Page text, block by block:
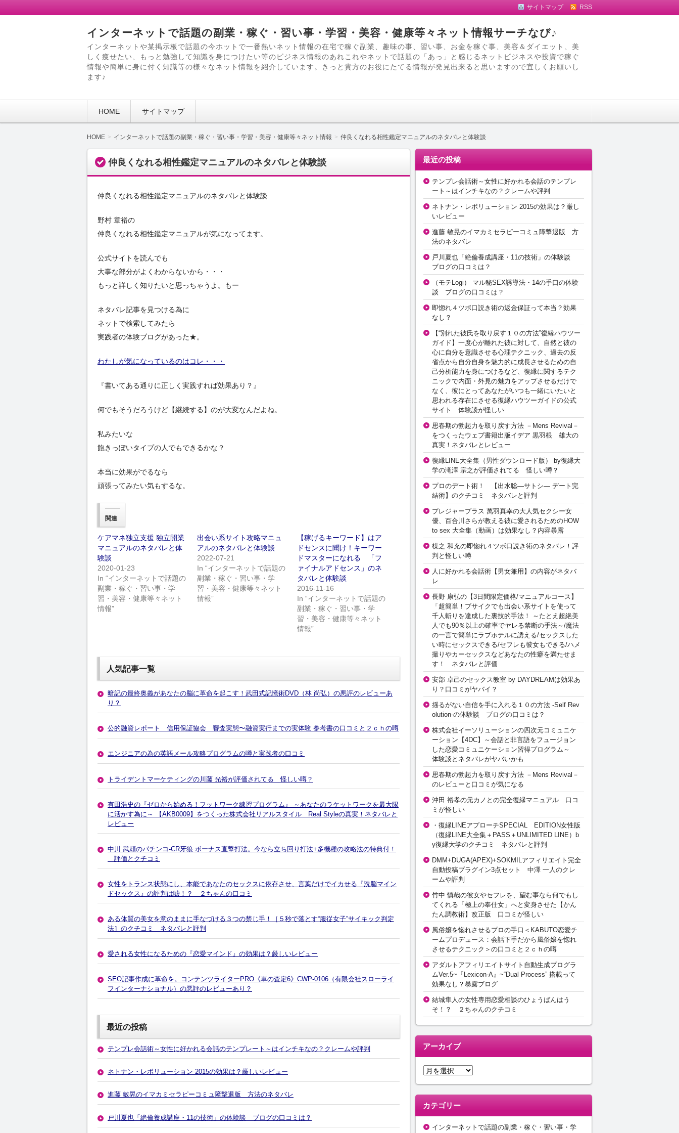
サイトマップ RSS
インターネットで話題の副業・稼ぐ・習い事・学習・美容・健康等々ネット情報サーチなび♪
インターネットや某掲示板で話題の今ホットで一番熱いネット情報の在宅で稼ぐ副業、趣味の事、習い事、お金を稼ぐ事、美容＆ダイエット、美
しく痩せたい、もっと勉強して知識を身につけたい等のビジネス情報のあれこれやネットで話題の「あっ」と感じるネットビジネスや投資で稼ぐ
情報や簡単に身に付く知識等の様々なネット情報を紹介しています。きっと貴方のお役にたてる情報が発見出来ると思いますので宜しくお願いし
ます♪
HOME サイトマップ
HOME インターネットで話題の副業・稼ぐ・習い事・学習・美容・健康等々ネット情報 仲良くなれる相性鑑定マニュアルのネタバレと体験談
仲良くなれる相性鑑定マニュアルのネタバレと体験談
仲良くなれる相性鑑定マニュアルのネタバレと体験談
野村 章裕の
仲良くなれる相性鑑定マニュアルが気になってます。
公式サイトを読んでも
大事な部分がよくわからないから・・・
もっと詳しく知りたいと思っちゃうよ。もー
ネタバレ記事を見つける為に
ネットで検索してみたら
実践者の体験ブログがあった★。
わたしが気になっているのはコレ・・・
『書いてある通りに正しく実践すれば効果あり？』
何でもそうだろうけど【継続する】のが大変なんだよね。
私みたいな
飽きっぽいタイプの人でもできるかな？
本当に効果がでるなら
頑張ってみたい気もするな。
関連
ケアマネ独立支援 独立開業
マニュアルのネタバレと体
験談
2020-01-23
In “インターネットで話題の
副業・稼ぐ・習い事・学
習・美容・健康等々ネット
情報”
出会い系サイト攻略マニュ
アルのネタバレと体験談
2022-07-21
In “インターネットで話題の
副業・稼ぐ・習い事・学
習・美容・健康等々ネット
情報”
【稼げるキーワード】はア
ドセンスに聞け！キーワー
ドマスターになれる 「フ
ァイナルアドセンス」のネ
タバレと体験談
2016-11-16
In “インターネットで話題の
副業・稼ぐ・習い事・学
習・美容・健康等々ネット
情報”
人気記事一覧
暗記の最終奥義があなたの脳に革命を起こす！武田式記憶術DVD（林 尚弘）の悪評のレビューあ
り？
公的融資レポート 信用保証協会 審査実態〜融資実行までの実体験 参考書の口コミと２ｃｈの噂
エンジニアの為の英語メール攻略プログラムの噂と実践者の口コミ
トライデントマーケティングの川藤 光裕が評価されてる 怪しい噂？
有田浩史の『ゼロから始める！フットワーク練習プログラム』 ～あなたのラケットワークを最大限
に活かす為に～ 【AKB0009】をつくった株式会社リアルスタイル Real Styleの真実！ネタバレと
レビュー
中川 武頼のパチンコ-CR牙狼 ボーナス直撃打法。今なら立ち回り打法+多機種の攻略法の特典付！
評価とクチコミ
女性をトランス状態にし、本能であなたのセックスに依存させ、言葉だけでイカせる『洗脳マイン
ドセックス』の評判は嘘！？ ２ちゃんの口コミ
ある体質の美女を意のままに手なづける３つの禁じ手！［５秒で落とす“服従女子”サイキック判定
法］のクチコミ ネタバレと評判
愛される女性になるための『恋愛マインド』の効果は？厳しいレビュー
SEO記事作成に革命を。コンテンツライターPRO《車の査定6》CWP-0106（有限会社スローライ
フインターナショナル）の悪評のレビューあり？
最近の投稿
テンプレ会話術～女性に好かれる会話のテンプレート～はインチキなの？クレームや評判
ネトナン・レボリューション 2015の効果は？厳しいレビュー
進藤 敏晃のイマカミセラピーコミュ障撃退版 方法のネタバレ
戸川夏也「絶倫養成講座・11の技術」の体験談 ブログの口コミは？
最近の投稿
テンプレ会話術～女性に好かれる会話のテンプレ
ート～はインチキなの？クレームや評判
ネトナン・レボリューション 2015の効果は？厳し
いレビュー
進藤 敏晃のイマカミセラピーコミュ障撃退版 方
法のネタバレ
戸川夏也「絶倫養成講座・11の技術」の体験談
ブログの口コミは？
（モテLogi） マル秘SEX誘導法・14の手口の体験
談 ブログの口コミは？
即惚れ４ツボ口説き術の返金保証って本当？効果
なし？
【“別れた彼氏を取り戻す１０の方法”復縁ハウツー
ガイド】一度心が離れた彼に対して、自然と彼の
心に自分を意識させる心理テクニック、過去の反
省点から自分自身を魅力的に成長させるための自
己分析能力を身につけるなど、復縁に関するテク
ニックで内面・外見の魅力をアップさせるだけで
なく、彼にとってあなたがいつも一緒にいたいと
思われる存在にさせる復縁ハウツーガイドの公式
サイト 体験談が怪しい
思春期の勃起力を取り戻す方法 －Mens Revival－
をつくったウェブ書籍出版イデア 黒羽根 雄大の
真実！ネタバレとレビュー
復縁LINE大全集（男性ダウンロード版） by復縁大
学の滝澤 宗之が評価されてる 怪しい噂？
プロのデート術！ 【出水聡―サトシ― デート完
結術】のクチコミ ネタバレと評判
プレジャープラス 萬羽真幸の大人気セクシー女
優、百合川さらが教える彼に愛されるためのHOW
to sex 大全集（動画）は効果なし？内容暴露
楳之 和充の即惚れ４ツボ口説き術のネタバレ！評
判と怪しい噂
人に好かれる会話術【男女兼用】の内容がネタバ
レ
長野 康弘の【3日間限定価格/マニュアルコース】
「超簡単！ブサイクでも出会い系サイトを使って
千人斬りを達成した裏技的手法！ ～たとえ超絶美
人でも90％以上の確率でヤレる禁断の手法～/魔法
の一言で簡単にラブホテルに誘える/セックスした
い時にセックスできる/セフレも彼女もできる/ハメ
撮りやカーセックスなどあなたの性癖を満たせま
す！ ネタバレと評価
安部 卓己のセックス教室 by DAYDREAMは効果あ
り？口コミがヤバイ？
揺るがない自信を手に入れる１０の方法 -Self Rev
olution-の体験談 ブログの口コミは？
株式会社イーソリューションの四次元コミュニケ
ーション【4DC】～会話と非言語をフュージョン
した恋愛コミュニケーション習得プログラム～
体験談とネタバレがヤバいかも
思春期の勃起力を取り戻す方法 －Mens Revival－
のレビューと口コミが気になる
沖田 裕孝の元カノとの完全復縁マニュアル 口コ
ミが怪しい
・復縁LINEアプローチSPECIAL EDITION女性版
（復縁LINE大全集＋PASS＋UNLIMITED LINE）b
y復縁大学のクチコミ ネタバレと評判
DMM+DUGA(APEX)+SOKMILアフィリエイト完全
自動投稿プラグイン3点セット 中澤 一人のクレ
ームや評判
竹中 慎哉の彼女やセフレを、望む事なら何でもし
てくれる「極上の奉仕女」へと変身させた【かん
たん調教術】改正版 口コミが怪しい
風俗嬢を惚れさせるプロの手口＜KABUTO恋愛チ
ームプロデュース：会話下手だから風俗嬢を惚れ
させるテクニック＞の口コミと２ｃｈの噂
アダルトアフィリエイトサイト自動生成プログラ
ムVer.5~『Lexicon-A』~“Dual Process” 搭載って
効果なし？暴露ブログ
結城隼人の女性専用恋愛相談のひょうばんはう
そ！？ ２ちゃんのクチコミ
アーカイブ
ア
イ
カテゴリー
インターネットで話題の副業・稼ぐ・習い事・学